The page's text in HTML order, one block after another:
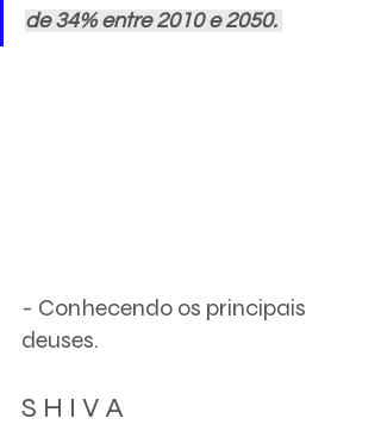
de 34% entre 2010 e 2050.
- Conhecendo os principais
deuses.
S H I V A